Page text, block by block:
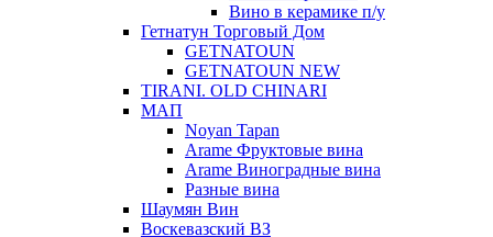
Вино в керамике п/у
Гетнатун Торговый Дом
GETNATOUN
GETNATOUN NEW
TIRANI. OLD CHINARI
МАП
Noyan Tapan
Arame Фруктовые вина
Arame Виноградные вина
Разные вина
Шаумян Вин
Воскевазский ВЗ